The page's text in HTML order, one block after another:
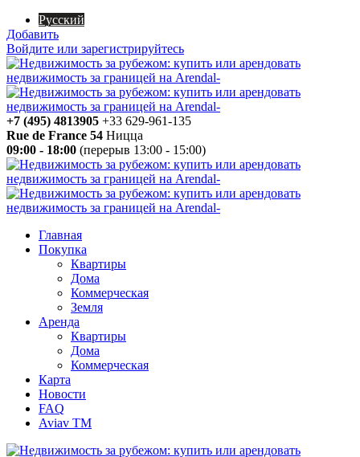
Русский
Добавить
Войдите или зарегистрируйтесь
+7 (495) 4813905 +33 629-961-135
Rue de France 54 Ницца
09:00 - 18:00 (перерыв 13:00 - 15:00)
Главная
Покупка
Квартиры
Дома
Коммерческая
Земля
Аренда
Квартиры
Дома
Коммерческая
Карта
Новости
FAQ
Aviav TM